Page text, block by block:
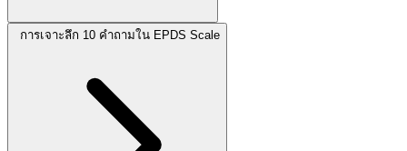
การเจาะลึก 10 คำถามใน EPDS Scale